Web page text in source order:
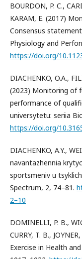
BOURDON, P. C.,
KARAM, E. (2017)
Consensus
Physiology and
https://doi.org/
DIACHENKO, O.A.,
(2023) Monitoring of
performance of
universytetu: seriia
https://doi.org/
DIACHENKO, A.Y.,
navantazhennia
sportsmeniv u
Spectrum, 2, 74–81.
2–10
DOMINELLI, P. B.,
CURRY, T. B.,
Exercise in Health